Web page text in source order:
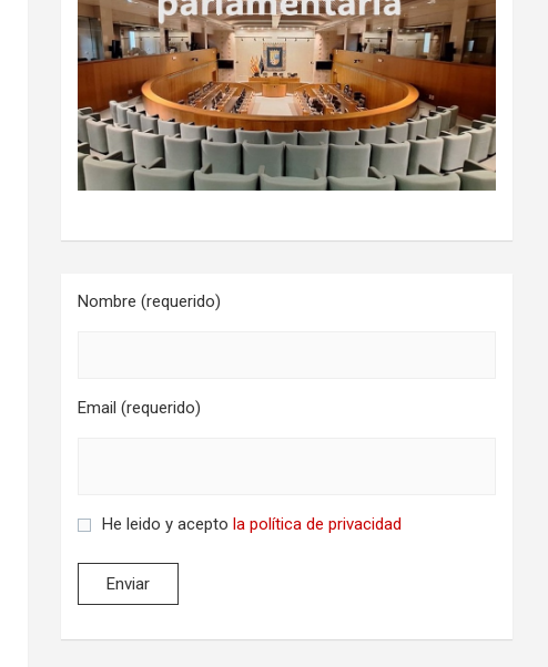
Nombre (requerido)
Email (requerido)
He leido y aceptola política de privacidad